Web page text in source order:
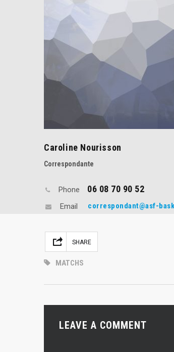
Caroline Nourisson
Correspondante
Phone 06 08 70 90 52
Email correspondant@asf-
SHARE
MATCHS
LEAVE A COMMENT